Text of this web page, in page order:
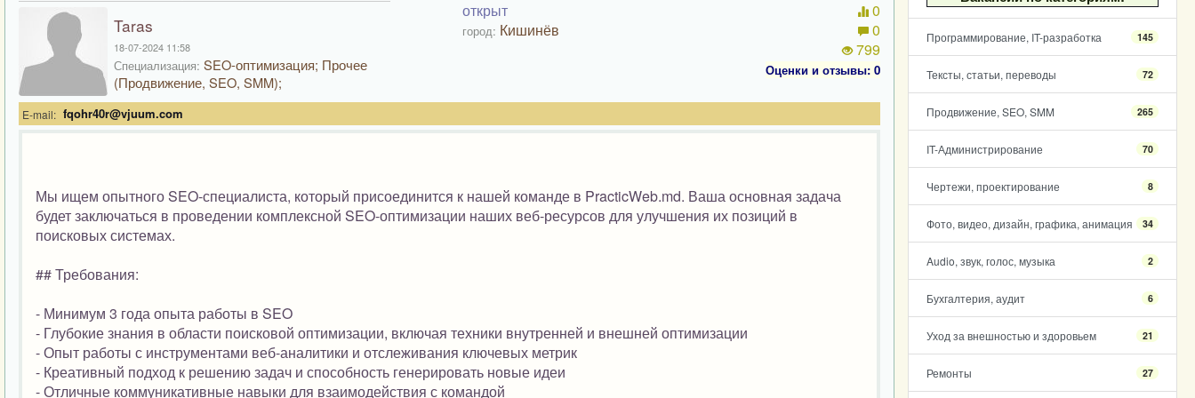
Программирование, IT-разработка 145
Тексты, статьи, переводы 72
Продвижение, SEO, SMM 265
IT-Администрирование 70
Чертежи, проектирование 8
Фото, видео, дизайн, графика, анимация 34
Audio, звук, голос, музыка 2
Бухгалтерия, аудит 6
Уход за внешностью и здоровьем 21
Ремонты 27
Taras
18-07-2024 11:58
Специализация: SEO-оптимизация; Прочее
(Продвижение, SEO, SMM);
открыт
город: Кишинёв
0
0
799
Оценки и отзывы: 0
E-mail: fqohr40r@vjuum.com
Мы ищем опытного SEO-специалиста, который присоединится к нашей команде в PracticWeb.md. Ваша основная задача
будет заключаться в проведении комплексной SEO-оптимизации наших веб-ресурсов для улучшения их позиций в
поисковых системах.
## Требования:
- Минимум 3 года опыта работы в SEO
- Глубокие знания в области поисковой оптимизации, включая техники внутренней и внешней оптимизации
- Опыт работы с инструментами веб-аналитики и отслеживания ключевых метрик
- Креативный подход к решению задач и способность генерировать новые идеи
- Отличные коммуникативные навыки для взаимодействия с командой